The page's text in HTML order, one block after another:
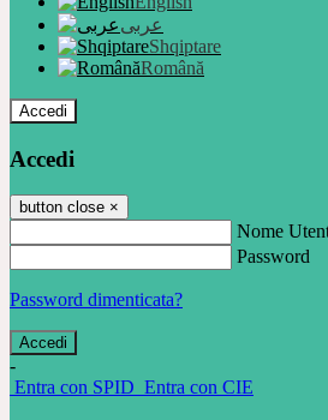
عربى
Shqiptare
Română
Accedi
Accedi
button close ×
Nome
Password
Password dimenticata?
-
Entra con SPID Entra con CIE